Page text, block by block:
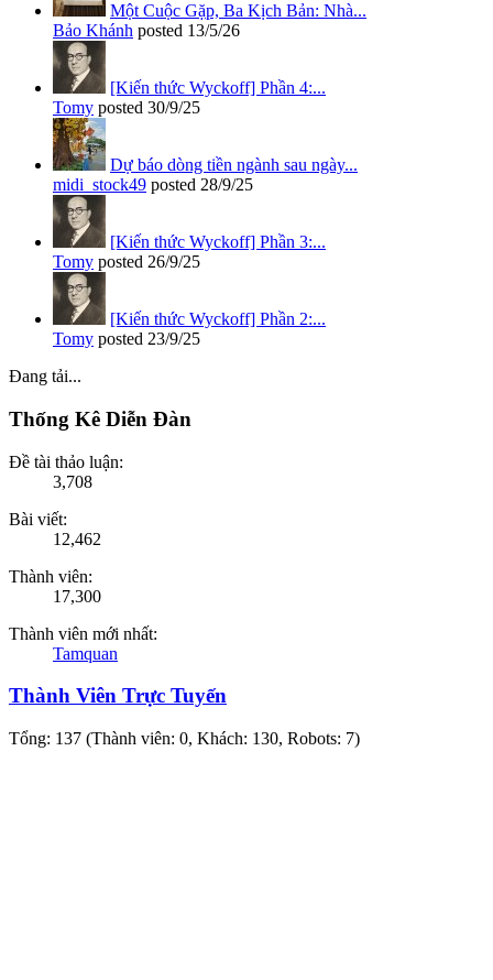
Một Cuộc Gặp, Ba Kịch Bản: Nhà...
Bảo Khánh posted 13/5/26
[Kiến thức Wyckoff] Phần 4:...
Tomy posted 30/9/25
Dự báo dòng tiền ngành sau ngày...
midi_stock49 posted 28/9/25
[Kiến thức Wyckoff] Phần 3:...
Tomy posted 26/9/25
[Kiến thức Wyckoff] Phần 2:...
Tomy posted 23/9/25
Đang tải...
Thống Kê Diễn Đàn
Đề tài thảo luận:
3,708
Bài viết:
12,462
Thành viên:
17,300
Thành viên mới nhất:
Tamquan
Thành Viên Trực Tuyến
Tổng: 137 (Thành viên: 0, Khách: 130, Robots: 7)